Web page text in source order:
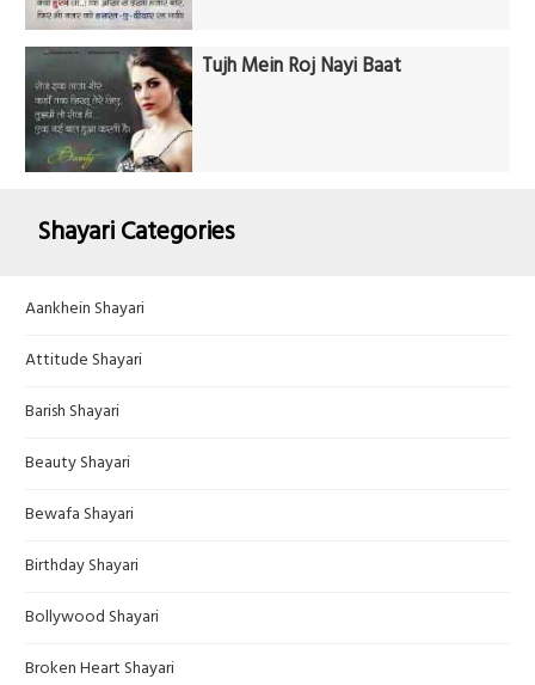
Tujh Mein Roj Nayi Baat
Shayari Categories
Aankhein Shayari
Attitude Shayari
Barish Shayari
Beauty Shayari
Bewafa Shayari
Birthday Shayari
Bollywood Shayari
Broken Heart Shayari